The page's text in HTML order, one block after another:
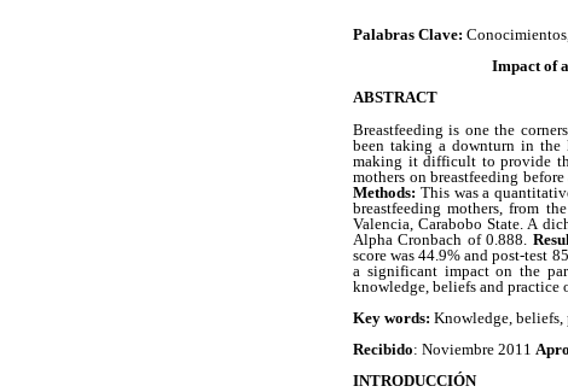
Palabras Clave:
Impact of
ABSTRACT
Breastfeeding is one the
been taking a downturn in the
making it difficult to provide
mothers on breastfeeding
Methods: This was a
breastfeeding mothers, from
Valencia, Carabobo State. A
Alpha Cronbach of 0.888.
score was 44.9% and post-test
a significant impact on the
knowledge, beliefs and practice
Key words: Knowledge, beliefs,
Recibido: Noviembre 2011
INTRODUCCIÓN